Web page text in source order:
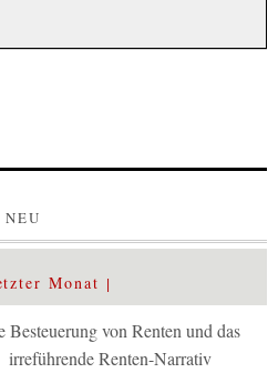
NEU
Monat
Besteuerung von Renten und das
irreführende Renten-Narrativ